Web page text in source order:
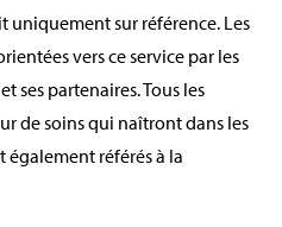
uniquement sur référence. Les
vers ce service par les
ses partenaires. Tous les
de soins qui naîtront dans les
référés à la